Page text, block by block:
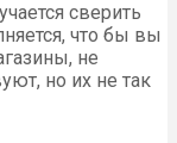
сверить
что бы вы
не
но их не так